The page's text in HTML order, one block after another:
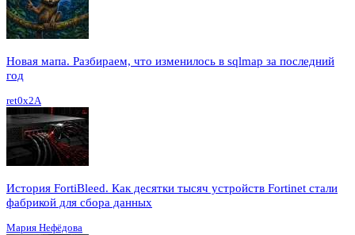
Новая мапа. Разбираем, что изменилось в sqlmap за последний
год
ret0x2A
История FortiBleed. Как десятки тысяч устройств Fortinet стали
фабрикой для сбора данных
Мария Нефёдова